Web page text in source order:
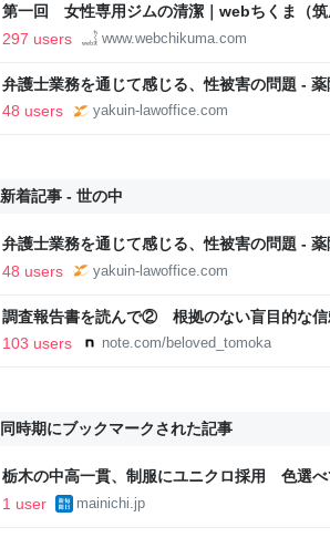
第一回 女性専用ジムの清潔｜webちくま（筑
297 users
www.webchikuma.com
弁護士業務を通じて感じる、性被害の問題 -
48 users
yakuin-lawoffice.com
新着記事 - 世の中
弁護士業務を通じて感じる、性被害の問題 -
48 users
yakuin-lawoffice.com
調査報告書を読んで② 根拠のない盲目的な信
事故遺族メモ
103 users note.com/beloved_tomoka
同時期にブックマークされた記事
栃木の中高一貫、制服にユニクロ採用 色選
1 user
mainichi.jp